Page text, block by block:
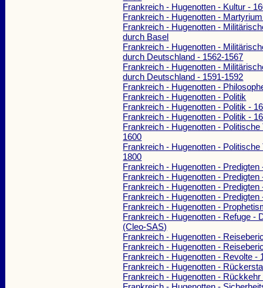
Frankreich - Hugenotten - Kultur -
Frankreich - Hugenotten -
Frankreich - Hugenotten -
durch Basel
Frankreich - Hugenotten -
durch Deutschland - 1562-1567
Frankreich - Hugenotten -
durch Deutschland - 1591-1592
Frankreich - Hugenotten -
Frankreich - Hugenotten - Politik
Frankreich - Hugenotten - Politik -
Frankreich - Hugenotten - Politik -
Frankreich - Hugenotten - Politische
1600
Frankreich - Hugenotten - Politische
1800
Frankreich - Hugenotten - Predigten
Frankreich - Hugenotten - Predigten
Frankreich - Hugenotten - Predigten
Frankreich - Hugenotten - Predigten
Frankreich - Hugenotten -
Frankreich - Hugenotten - Refuge -
(Cleo-SAS)
Frankreich - Hugenotten -
Frankreich - Hugenotten -
Frankreich - Hugenotten - Revolte -
Frankreich - Hugenotten -
Frankreich - Hugenotten - Rückkehr